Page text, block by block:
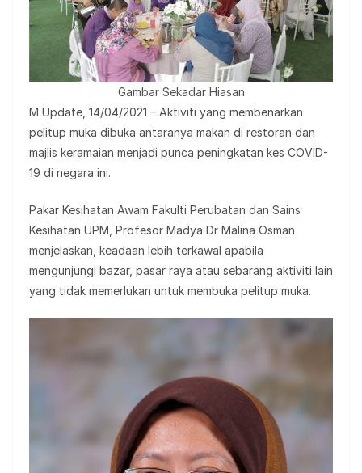
Gambar Sekadar Hiasan
M Update, 14/04/2021 – Aktiviti yang membenarkan
pelitup muka dibuka antaranya makan di restoran dan
majlis keramaian menjadi punca peningkatan kes COVID-
19 di negara ini.
Pakar Kesihatan Awam Fakulti Perubatan dan Sains
Kesihatan UPM, Profesor Madya Dr Malina Osman
menjelaskan, keadaan lebih terkawal apabila
mengunjungi bazar, pasar raya atau sebarang aktiviti lain
yang tidak memerlukan untuk membuka pelitup muka.